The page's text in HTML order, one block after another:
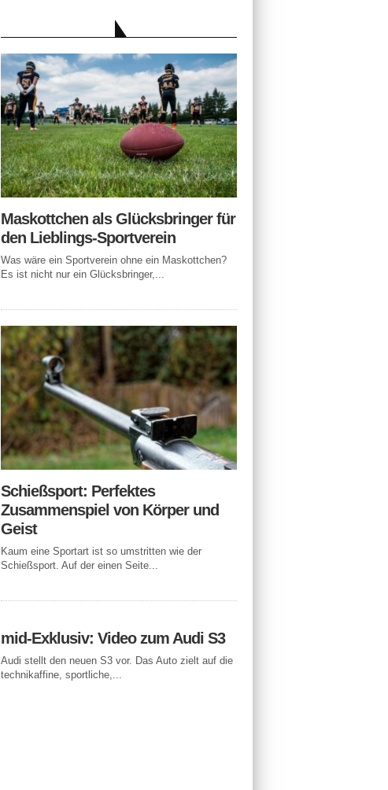
Maskottchen als Glücksbringer für
den Lieblings-Sportverein
Was wäre ein Sportverein ohne ein Maskottchen?
Es ist nicht nur ein Glücksbringer,...
Schießsport: Perfektes
Zusammenspiel von Körper und
Geist
Kaum eine Sportart ist so umstritten wie der
Schießsport. Auf der einen Seite...
mid-Exklusiv: Video zum Audi S3
Audi stellt den neuen S3 vor. Das Auto zielt auf die
technikaffine, sportliche,...